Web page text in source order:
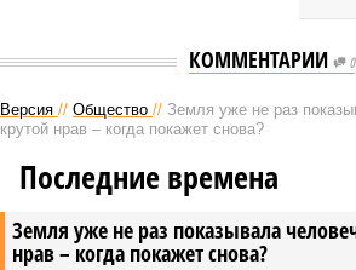
КОММЕНТАРИИ 0
Версия // Общество // Земля уже не раз
крутой нрав – когда покажет снова?
Земля уже не раз показывала
нрав – когда покажет снова?
Последние времена